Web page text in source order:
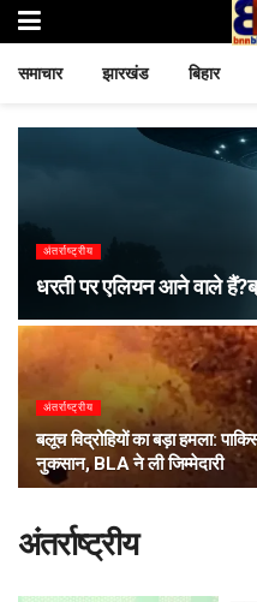
समाचार झारखंड बिहार
अंतर्राष्ट्रीय
धरती पर एलियन आने वाले
अंतर्राष्ट्रीय
बलूच विद्रोहियों का बड़ा हमला:
नुकसान, BLA ने ली जिम्मेदारी
अंतर्राष्ट्रीय